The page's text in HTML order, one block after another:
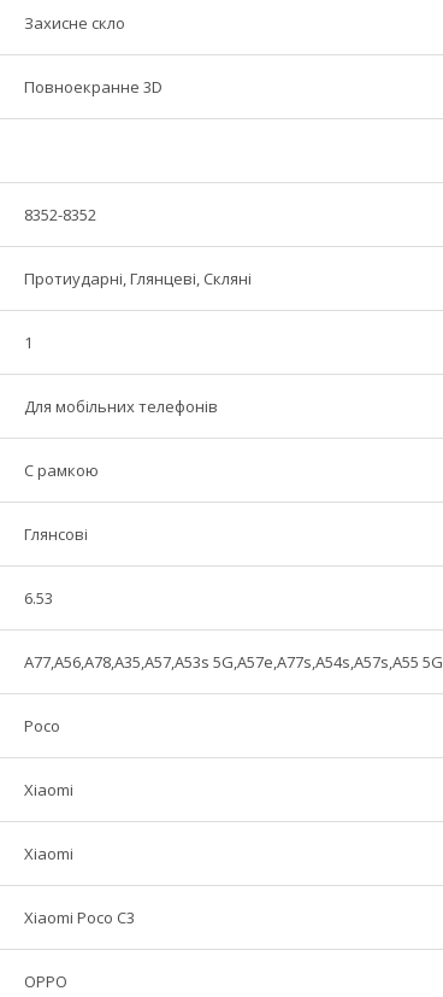
Захисне скло
Повноекранне 3D
8352-8352
Протиударні, Глянцеві, Скляні
1
Для мобільних телефонів
C рамкою
Глянсові
6.53
A77,A56,A78,A35,A57,A53s 5G,A57e,A77s,A54s,A57s,A55 5G
Poco
Xiaomi
Xiaomi
Xiaomi Poco C3
OPPO